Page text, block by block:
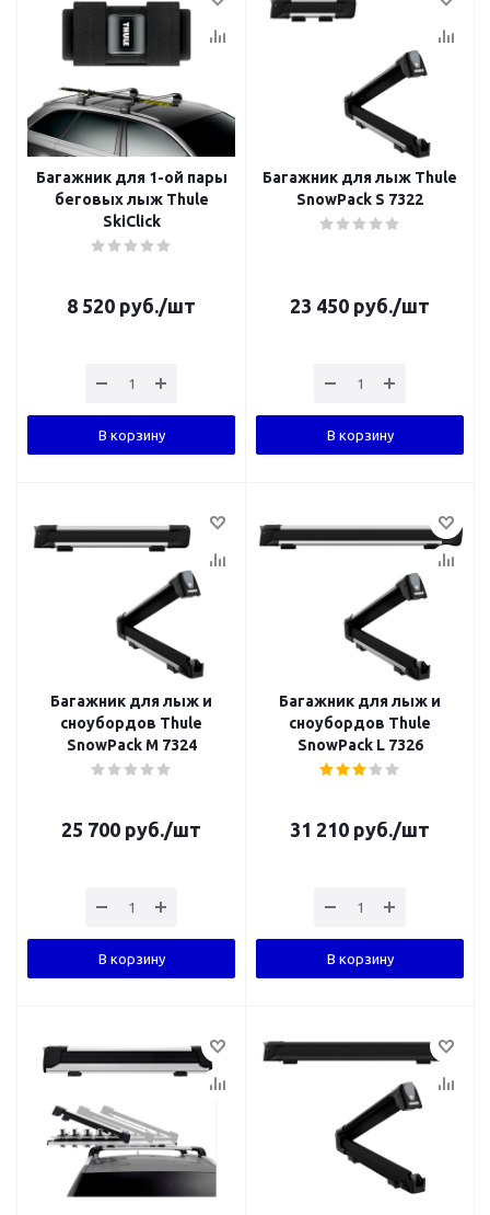
Багажник для 1-ой пары
беговых лыж Thule
SkiClick
8 520 руб./шт
В корзину
Багажник для лыж Thule
SnowPack S 7322
23 450 руб./шт
В корзину
Багажник для лыж и
сноубордов Thule
SnowPack M 7324
25 700 руб./шт
В корзину
Багажник для лыж и
сноубордов Thule
SnowPack L 7326
31 210 руб./шт
В корзину